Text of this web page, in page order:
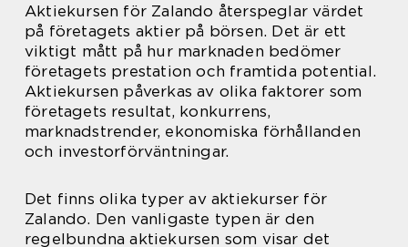
Aktiekursen för Zalando återspeglar värdet
på företagets aktier på börsen. Det är ett
viktigt mått på hur marknaden bedömer
företagets prestation och framtida potential.
Aktiekursen påverkas av olika faktorer som
företagets resultat, konkurrens,
marknadstrender, ekonomiska förhållanden
och investorförväntningar.
Det finns olika typer av aktiekurser för
Zalando. Den vanligaste typen är den
regelbundna aktiekursen som visar det